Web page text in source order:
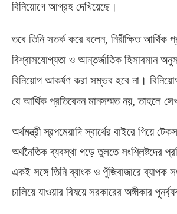
বিনিয়োগে আগ্রহ দেখিয়েছে।
তবে তিনি সতর্ক করে বলেন, নিরীক্ষিত আর্থিক
বিশ্বাসযোগ্যতা ও আন্তর্জাতিক হিসাবমান
বিনিয়োগ আকর্ষণ করা সম্ভব হবে না।
যে আর্থিক প্রতিবেদন মানসম্মত নয়,তাহলে
অর্থমন্ত্রী স্বল্পমেয়াদি স্বার্থের বাইরে গিয়ে
অর্থনৈতিক ব্যবস্থা গড়ে তুলতে সংশ্লিষ্টদের
একই সঙ্গে তিনি ব্যাংক ও পুঁজিবাজারে ব্যাপক
চালিয়ে যাওয়ার বিষয়ে সরকারের অঙ্গীকার